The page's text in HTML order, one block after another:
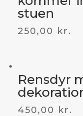
stuen
250,00 kr.
Rensdyr
450,00 kr.